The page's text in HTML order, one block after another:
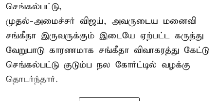
செங்கல்பட்டு,
முதல்-அமைச்சர் விஜய், அவருடைய மனைவி
சங்கீதா இருவருக்கும் இடையே ஏற்பட்ட கருத்து
வேறுபாடு காரணமாக சங்கீதா விவாகரத்து கேட்டு
செங்கல்பட்டு குடும்ப நல கோர்ட்டில் வழக்கு
தொடர்ந்தார்.